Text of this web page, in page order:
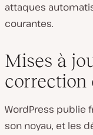
attaques
courantes.
Mises à
correction
WordPress publie
son noyau, et les